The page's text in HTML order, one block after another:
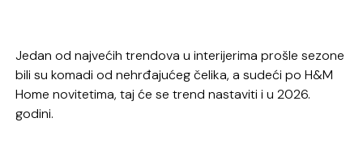
Jedan od najvećih trendova u interijerima prošle sezone
bili su komadi od nehrđajućeg čelika, a sudeći po H&M
Home novitetima, taj će se trend nastaviti i u 2026.
godini.